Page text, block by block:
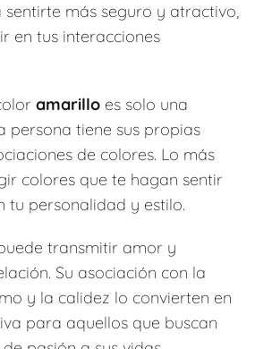
más seguro y atractivo,
en tus interacciones
amarillo es solo una
persona tiene sus propias
de colores. Lo más
colores que te hagan sentir
tu personalidad y estilo.
transmitir amor y
Su asociación con la
y la calidez lo convierten en
para aquellos que buscan